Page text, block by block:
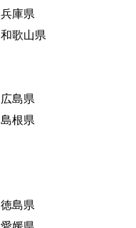
兵庫県
和歌山県
広島県
島根県
徳島県